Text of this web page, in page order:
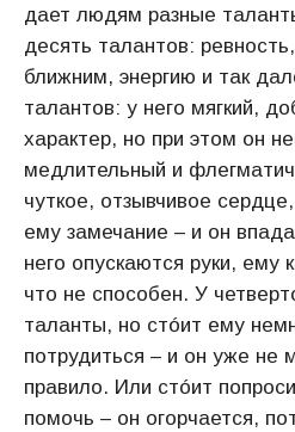
дает людям разные
десять талантов:
ближним, энергию и так
талантов: у него мягкий,
характер, но при этом он
медлительный и
чуткое, отзывчивое
ему замечание – и он
него опускаются руки, ему
что не способен. У
таланты, но стóит ему
потрудиться – и он уже не
правило. Или стóит
помочь – он огорчается,